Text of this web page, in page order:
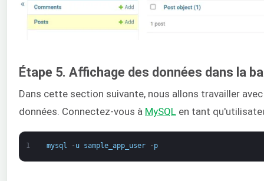
Étape 5. Affichage des données dans la
Dans cette section suivante, nous allons travailler
données. Connectez-vous à MySQL en tant
1 mysql -u sample_app_user -p